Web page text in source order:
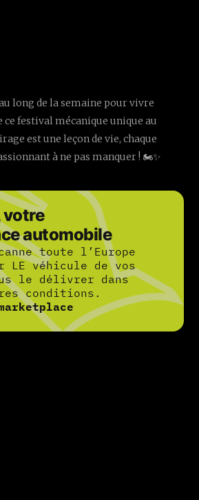
long de la semaine pour vivre
ce festival mécanique unique au
est une leçon de vie, chaque
à ne pas manquer ! 🏍️✨
votre
automobile
toute l’Europe
LE véhicule de vos
le délivrer dans
conditions.